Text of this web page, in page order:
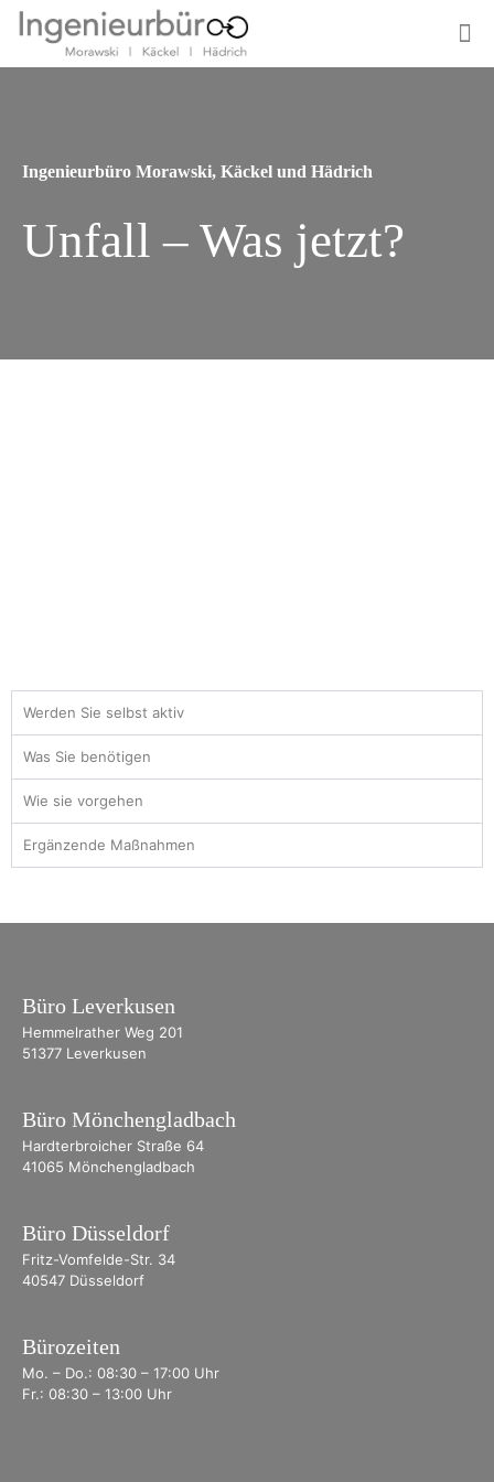
Ingenieurbüro Morawski, Käckel und Hädrich
Unfall – Was jetzt?
Werden Sie selbst aktiv
Was Sie benötigen
Wie sie vorgehen
Ergänzende Maßnahmen
Büro Leverkusen
Hemmelrather Weg 201
51377 Leverkusen
Büro Mönchengladbach
Hardterbroicher Straße 64
41065 Mönchengladbach
Büro Düsseldorf
Fritz-Vomfelde-Str. 34
40547 Düsseldorf
Bürozeiten
Mo. – Do.: 08:30 – 17:00 Uhr
Fr.: 08:30 – 13:00 Uhr